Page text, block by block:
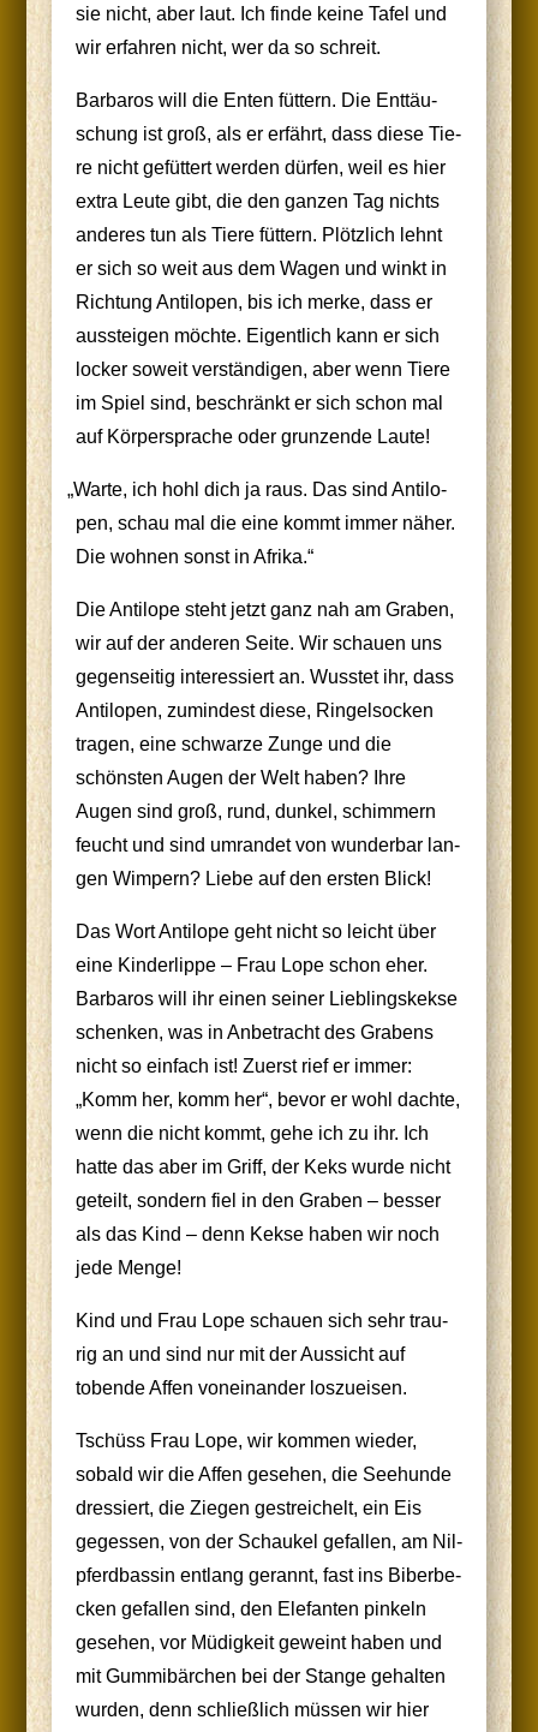
sie nicht, aber laut. Ich fin­de kei­ne Tafel und
wir erfah­ren nicht, wer da so schreit.
Bar­ba­ros will die Enten füt­tern. Die Ent­täu­
schung ist groß, als er erfährt, dass die­se Tie­
re nicht gefüt­tert wer­den dür­fen, weil es hier
extra Leu­te gibt, die den gan­zen Tag nichts
ande­res tun als Tie­re füt­tern. Plötz­lich lehnt
er sich so weit aus dem Wagen und winkt in
Rich­tung Anti­lo­pen, bis ich mer­ke, dass er
aus­stei­gen möch­te. Eigent­lich kann er sich
locker soweit ver­stän­di­gen, aber wenn Tie­re
im Spiel sind, beschränkt er sich schon mal
auf Kör­per­spra­che oder grun­zen­de Laute!
„War­te, ich hohl dich ja raus. Das sind Anti­lo­
pen, schau mal die eine kommt immer näher.
Die woh­nen sonst in Afrika.“
Die Anti­lo­pe steht jetzt ganz nah am Gra­ben,
wir auf der ande­ren Sei­te. Wir schau­en uns
gegen­sei­tig inter­es­siert an. Wuss­tet ihr, dass
Anti­lo­pen, zumin­dest die­se, Rin­gel­so­cken
tra­gen, eine schwar­ze Zun­ge und die
schöns­ten Augen der Welt haben? Ihre
Augen sind groß, rund, dun­kel, schim­mern
feucht und sind umran­det von wun­der­bar lan­
gen Wim­pern? Lie­be auf den ers­ten Blick!
Das Wort Anti­lo­pe geht nicht so leicht über
eine Kin­der­lip­pe – Frau Lope schon eher.
Bar­ba­ros will ihr einen sei­ner Lieb­lings­kek­se
schen­ken, was in Anbe­tracht des Gra­bens
nicht so ein­fach ist! Zuerst rief er immer:
„Komm her, komm her“, bevor er wohl dach­te,
wenn die nicht kommt, gehe ich zu ihr. Ich
hat­te das aber im Griff, der Keks wur­de nicht
geteilt, son­dern fiel in den Gra­ben – bes­ser
als das Kind – denn Kek­se haben wir noch
jede Menge!
Kind und Frau Lope schau­en sich sehr trau­
rig an und sind nur mit der Aus­sicht auf
toben­de Affen von­ein­an­der loszueisen.
Tschüss Frau Lope, wir kom­men wie­der,
sobald wir die Affen gese­hen, die See­hun­de
dres­siert, die Zie­gen gestrei­chelt, ein Eis
geges­sen, von der Schau­kel gefal­len, am Nil­
pferd­bas­sin ent­lang gerannt, fast ins Biber­be­
cken gefal­len sind, den Ele­fan­ten pin­keln
gese­hen, vor Müdig­keit geweint haben und
mit Gum­mi­bär­chen bei der Stan­ge gehal­ten
wur­den, denn schließ­lich müs­sen wir hier